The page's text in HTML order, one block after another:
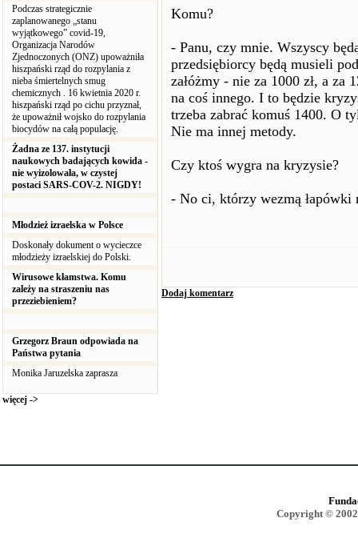
Podczas strategicznie
zaplanowanego „stanu
wyjątkowego” covid-19,
Organizacja Narodów
Zjednoczonych (ONZ) upoważniła
hiszpański rząd do rozpylania z
nieba śmiertelnych smug
chemicznych . 16 kwietnia 2020 r.
hiszpański rząd po cichu przyznał,
że upoważnił wojsko do rozpylania
biocydów na całą populację.
Żadna ze 137. instytucji
naukowych badających kowida -
nie wyizolowała, w czystej
postaci SARS-COV-2. NIGDY!
Młodzież izraelska w Polsce
Doskonały dokument o wycieczce
młodzieży izraelskiej do Polski.
Wirusowe kłamstwa. Komu
zależy na straszeniu nas
przeziebieniem?
Grzegorz Braun odpowiada na
Państwa pytania
Monika Jaruzelska zaprasza
więcej ->
Komu?
- Panu, czy mnie. Wszyscy
przedsiębiorcy będą musieli
załóżmy - nie za 1000 zł, a za
na coś innego. I to będzie
trzeba zabrać komuś 1400. O
Nie ma innej metody.
Czy ktoś wygra na kryzysie?
- No ci, którzy wezmą łapówki
Dodaj komentarz
Copyright ©